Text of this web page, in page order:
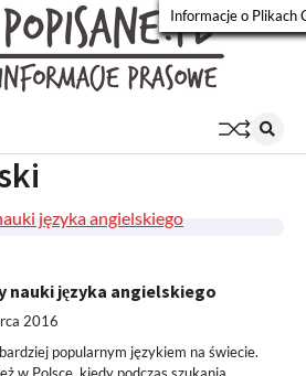
nauki języka angielskiego
2016
popularnym językiem na świecie.
Informacje o Plikach